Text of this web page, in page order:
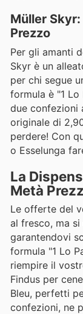
Müller
Prezzo
Per gli amanti
Skyr è un
per chi segue
formula è "1 Lo
due confezioni
originale di
perdere! Con
o Esselunga
La
Metà
Le offerte del
al fresco, ma si
garantendovi
formula "1 Lo
riempire il
Findus per
Bleu, perfetti
confezioni, ne